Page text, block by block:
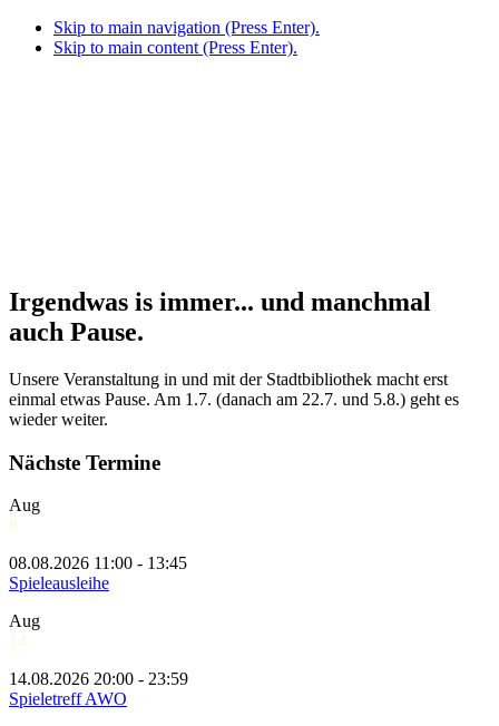
Skip to main navigation (Press Enter).
Skip to main content (Press Enter).
Irgendwas is immer... und manchmal
auch Pause.
Unsere Veranstaltung in und mit der Stadtbibliothek macht erst
einmal etwas Pause. Am 1.7. (danach am 22.7. und 5.8.) geht es
wieder weiter.
Nächste Termine
Aug
8
08.08.2026 11:00 - 13:45
Spieleausleihe
Aug
14
14.08.2026 20:00 - 23:59
Spieletreff AWO